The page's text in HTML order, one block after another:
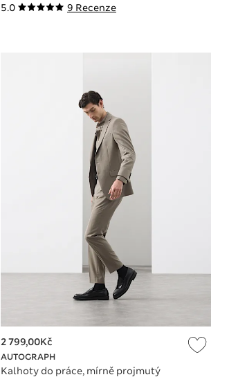
5.0 9 Recenze
AUTOGRAPH
Kalhoty do práce, mírně projmutý
2 799,00Kč